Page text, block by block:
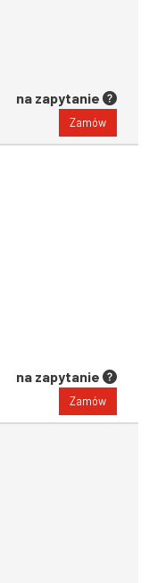
na zapytanie
Zamów
na zapytanie
Zamów